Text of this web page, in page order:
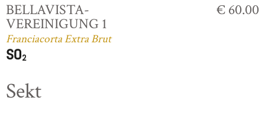
BELLAVISTA-
VEREINIGUNG 1
Franciacorta Extra Brut
€ 60.00
Sekt